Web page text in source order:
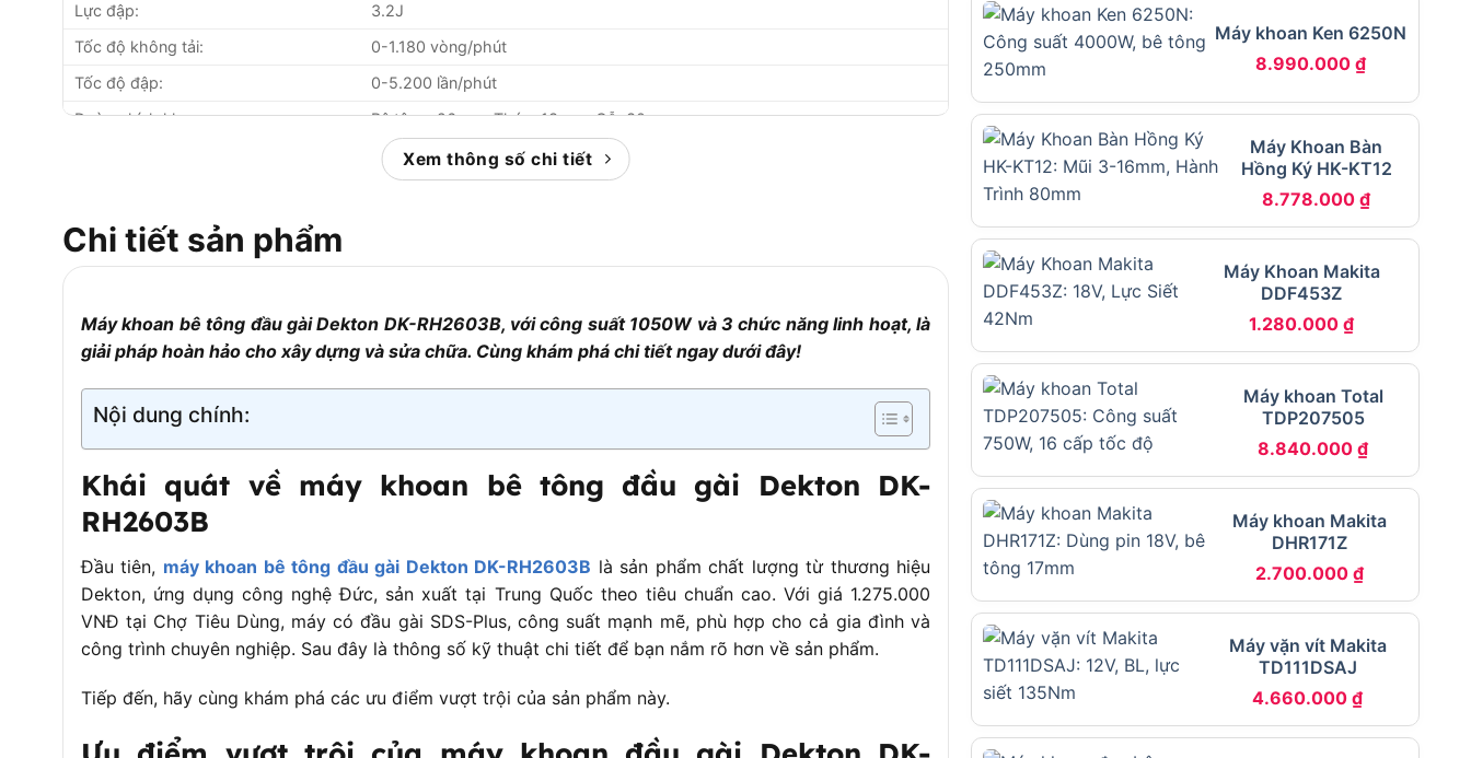
Lực đập:
3.2J
Tốc độ không tải:
0-1.180 vòng/phút
Tốc độ đập:
0-5.200 lần/phút
Đường kính khoan:
Bê tông: 26mm, Thép: 13mm, Gỗ: 30mm
SDS-Plus
Điện áp:
Xuất xứ:
Trung Quốc (công nghệ Đức)
Xem thông số chi tiết
Chi tiết sản phẩm
Máy khoan bê tông đầu gài Dekton DK-RH2603B, với công suất 1050W và 3 chức năng linh hoạt, là
giải pháp hoàn hảo cho xây dựng và sửa chữa. Cùng khám phá chi tiết ngay dưới đây!
Nội dung chính:
Khái quát về máy khoan bê tông đầu gài Dekton DK-
RH2603B
Đầu tiên, máy khoan bê tông đầu gài Dekton DK-RH2603B là sản phẩm chất lượng từ thương hiệu
Dekton, ứng dụng công nghệ Đức, sản xuất tại Trung Quốc theo tiêu chuẩn cao. Với giá 1.275.000
VNĐ tại Chợ Tiêu Dùng, máy có đầu gài SDS-Plus, công suất mạnh mẽ, phù hợp cho cả gia đình và
công trình chuyên nghiệp. Sau đây là thông số kỹ thuật chi tiết để bạn nắm rõ hơn về sản phẩm.
Tiếp đến, hãy cùng khám phá các ưu điểm vượt trội của sản phẩm này.
Máy khoan Ken 6250N
8.990.000₫
Máy Khoan Bàn
Hồng Ký HK-KT12
8.778.000₫
Máy Khoan Makita
DDF453Z
1.280.000₫
Máy khoan Total
TDP207505
8.840.000₫
Máy khoan Makita
DHR171Z
2.700.000 ₫
Máy vặn vít Makita
TD111DSAJ
4.660.000₫